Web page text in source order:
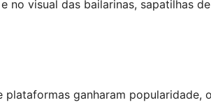
no visual das bailarinas, sapatilhas
plataformas ganharam